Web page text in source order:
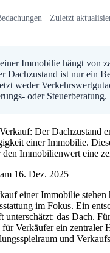
· Zuletzt
Immobilie hängt von
Dachzustand ist nur ein
weder
oder Steuerberatung.
Der Dachzustand
einer Immobilie.
Immobilienwert eine
16. Dez. 2025
einer Immobilie stehen
im Fokus. Ein
unterschätzt: das Dach.
Verkäufer ein zentraler
und